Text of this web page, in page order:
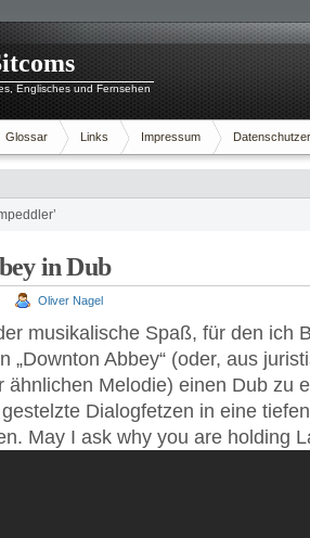
Englisches und Fernsehen
Glossar Links Impressum
in Dub
Oliver Nagel
musikalische Spaß, für den ich
„Downton Abbey“ (oder, aus
ähnlichen Melodie) einen Dub zu
Dialogfetzen in eine
May I ask why you are holding